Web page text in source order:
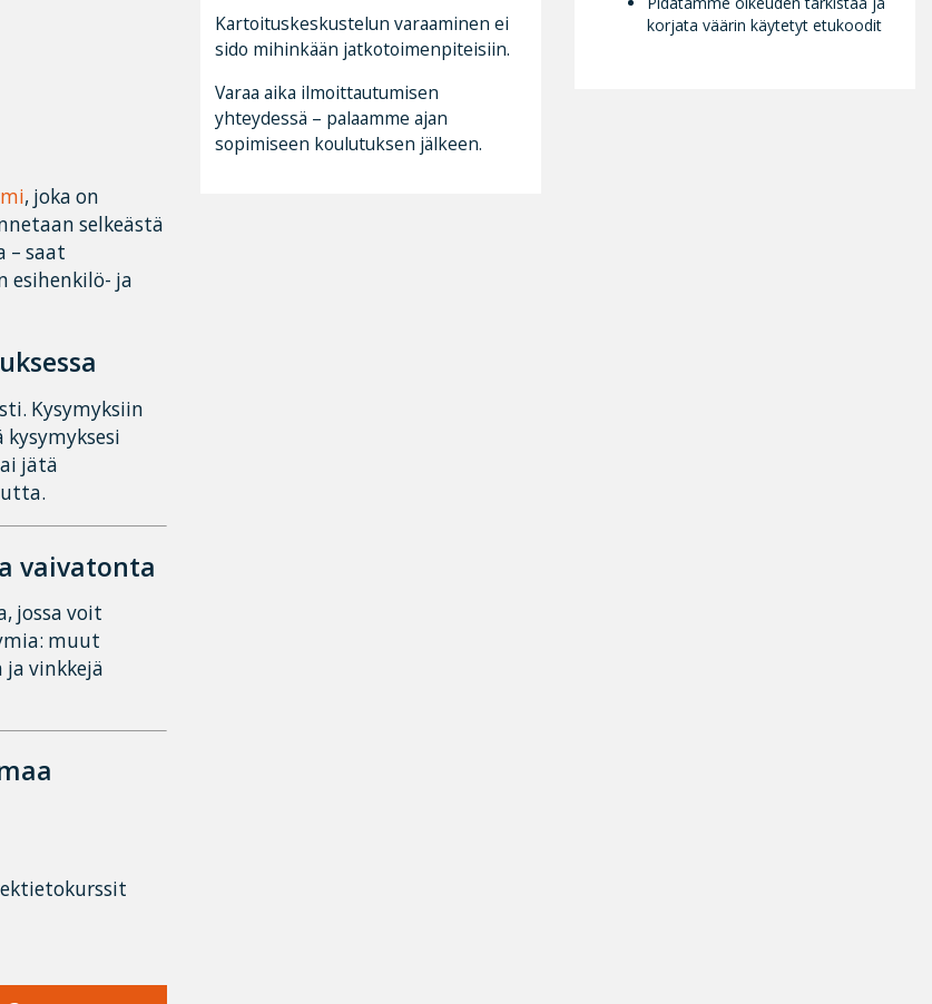
, joka on
selkeästä
– saat
ja
Kysymyksiin
jätä
vaivatonta
jossa voit
muut
vinkkejä
Kartoituskeskustelun varaaminen ei
sido mihinkään jatkotoimenpiteisiin.
Varaa aika ilmoittautumisen
yhteydessä – palaamme ajan
sopimiseen koulutuksen jälkeen.
korjata väärin käytetyt etukoodit